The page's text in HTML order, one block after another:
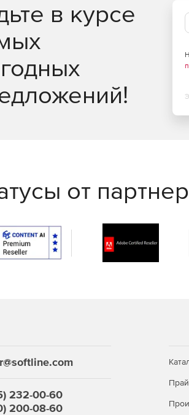
в курсе
от
232-00-60
200-08-60